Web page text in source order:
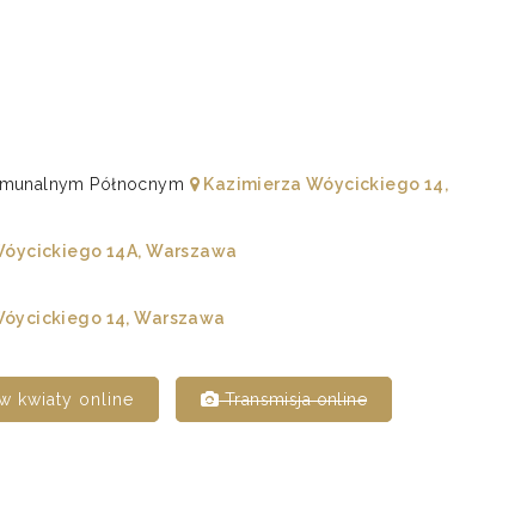
Północnym
Kazimierza Wóycickiego 14,
14A, Warszawa
14, Warszawa
kwiaty online Transmisja online